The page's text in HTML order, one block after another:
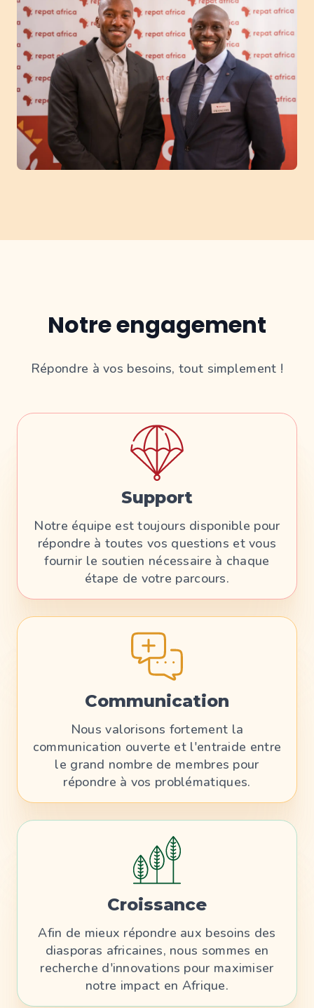
Notre engagement
Répondre à vos besoins, tout simplement !
Support
Notre équipe est toujours disponible pour
répondre à toutes vos questions et vous
fournir le soutien nécessaire à chaque
étape de votre parcours.
Communication
Nous valorisons fortement la
communication ouverte et l'entraide entre
le grand nombre de membres pour
répondre à vos problématiques.
Croissance
Afin de mieux répondre aux besoins des
diasporas africaines, nous sommes en
recherche d'innovations pour maximiser
notre impact en Afrique.